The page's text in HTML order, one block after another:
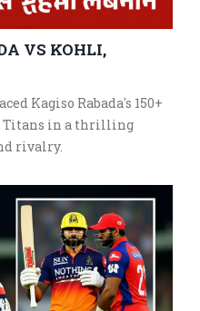
VS KOHLI,
Kagiso Rabada's 150+
Titans in a thrilling
rivalry.